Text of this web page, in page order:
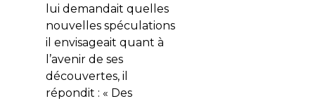
lui demandait quelles
nouvelles spéculations
il envisageait quant à
l’avenir de ses
découvertes, il
répondit : « Des